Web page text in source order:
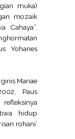
muka)
mozaik
Cahaya”.
Yohanes
Mariae
Paus
hidup
rohani’